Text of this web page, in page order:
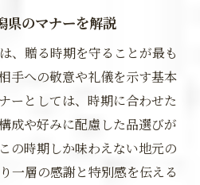
県のマナーを解説
、贈る時期を守ることが最も
手への敬意や礼儀を示す基本
ーとしては、時期に合わせた
成や好みに配慮した品選びが
の時期しか味わえない地元の
一層の感謝と特別感を伝える